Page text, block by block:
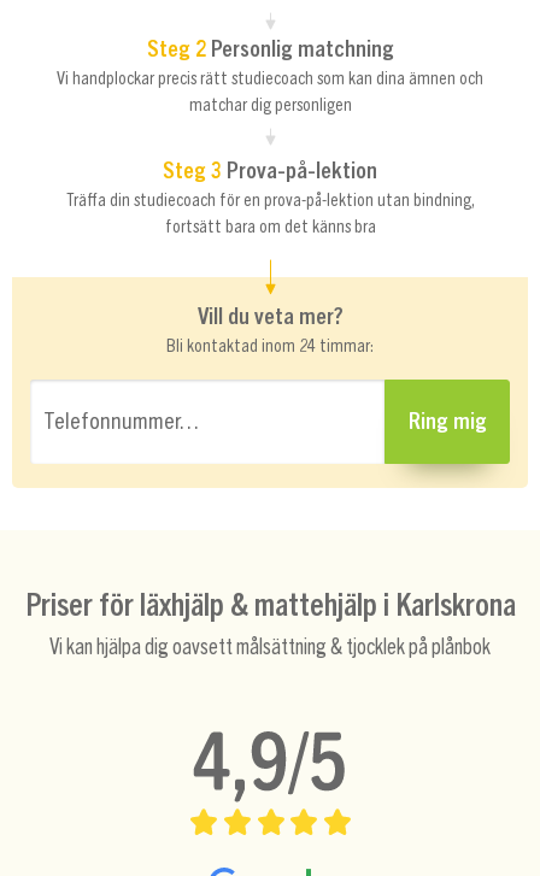
Steg 2 Personlig matchning
Vi handplockar precis rätt studiecoach som kan dina ämnen och
matchar dig personligen
Steg 3 Prova-på-lektion
Träffa din studiecoach för en prova-på-lektion utan bindning,
fortsätt bara om det känns bra
Vill du veta mer?
Bli kontaktad inom 24 timmar:
Telefonnummer… Ring mig
Priser för läxhjälp & mattehjälp i Karlskrona
Vi kan hjälpa dig oavsett målsättning & tjocklek på plånbok